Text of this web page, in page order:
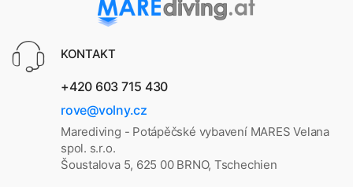
KONTAKT
+420 603 715 430
rove@volny.cz
Marediving - Potápěčské vybavení MARES Velana
spol. s.r.o.
Šoustalova 5, 625 00 BRNO, Tschechien